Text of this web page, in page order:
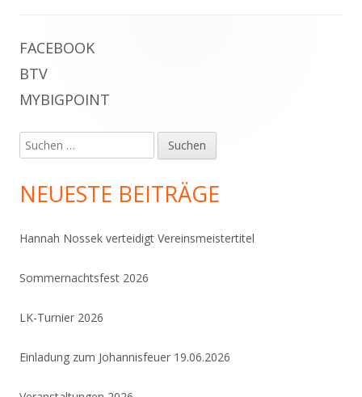
Haupt-
Seitenleiste
FACEBOOK
BTV
MYBIGPOINT
Suchen
nach:
NEUESTE BEITRÄGE
Hannah Nossek verteidigt Vereinsmeistertitel
Sommernachtsfest 2026
LK-Turnier 2026
Einladung zum Johannisfeuer 19.06.2026